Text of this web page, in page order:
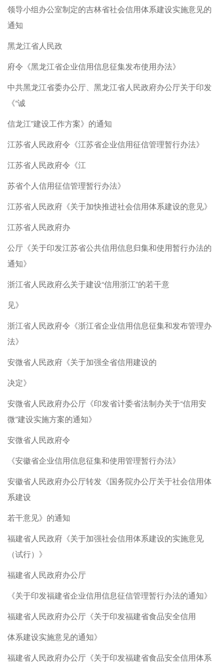
领导小组办公室制定的吉林省社会信用体系建设实施意见的
通知
黑龙江省人民政
府令《黑龙江省企业信用信息征集发布使用办法》
中共黑龙江省委办公厅、黑龙江省人民政府办公厅关于印发
《“诚
信龙江”建设工作方案》的通知
江苏省人民政府令《江苏省企业信用征信管理暂行办法》
江苏省人民政府令《江
苏省个人信用征信管理暂行办法》
江苏省人民政府《关于加快推进社会信用体系建设的意见》
江苏省人民政府办
公厅《关于印发江苏省公共信用信息归集和使用暂行办法的
通知》
浙江省人民政府么关于建设“信用浙江”的若干意
见》
浙江省人民政府令《浙江省企业信用信息征集和发布管理办
法》
安微省人民政府《关于加强全省信用建设的
决定》
安微省人民政府办公厅《印发省计委省法制办关于“信用安
微”建设实施方案的通知》
安微省人民政府令
《安徽省企业信用信息征集和使用管理暂行办法》
安徽省人民政府办公厅转发《国务院办公厅关于社会信用体
系建设
若干意见》的通知
福建省人民政府《关于加强社会信用体系建设的实施意见
（试行）》
福建省人民政府办公厅
《关于印发福建省企业信用信息征信管理暂行办法的通知》
福建省人民政府办公厅《关于印发福建省食品安全信用
体系建设实施意见的通知》
福建省人民政府办公厅《关于印发福建省食品安全信用体系